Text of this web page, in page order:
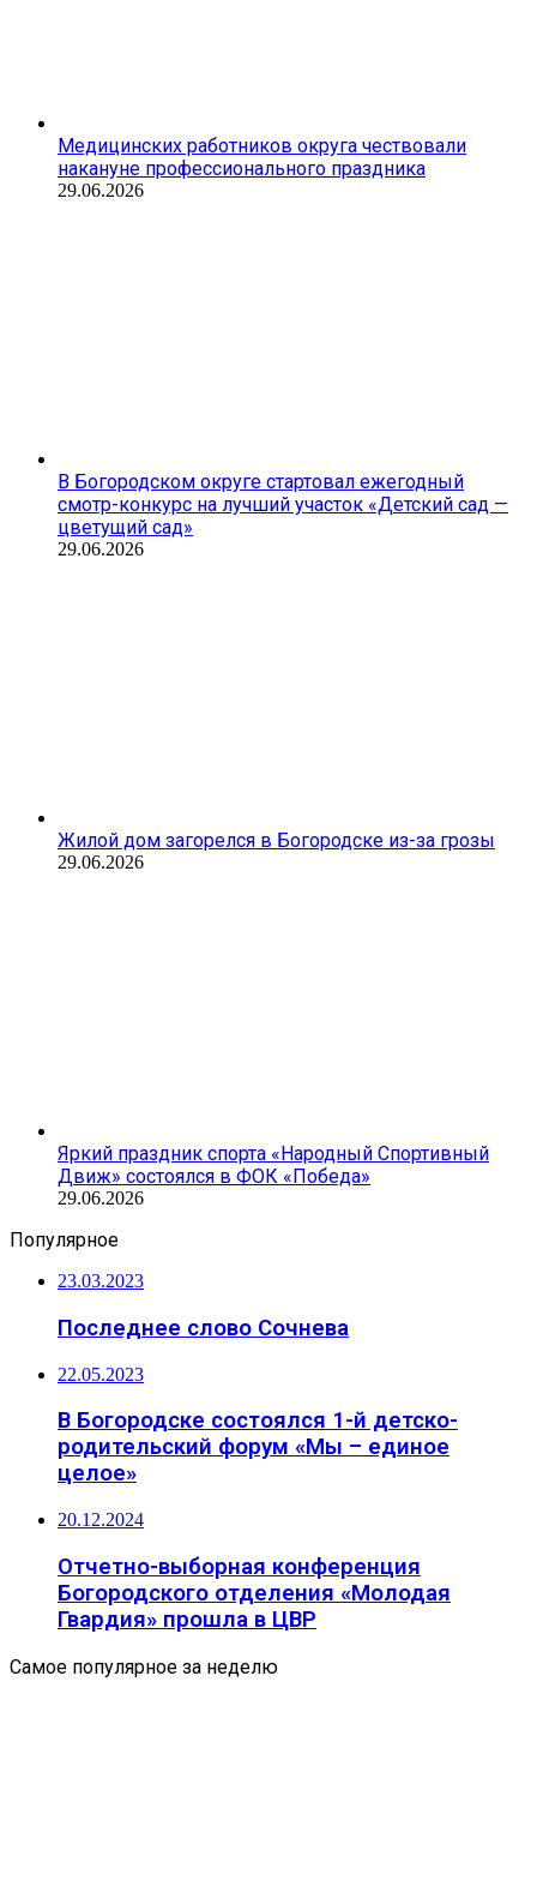
Медицинских работников округа чествовали
накануне профессионального праздника
29.06.2026
В Богородском округе стартовал ежегодный
смотр-конкурс на лучший участок «Детский сад —
цветущий сад»
29.06.2026
Жилой дом загорелся в Богородске из-за грозы
29.06.2026
Яркий праздник спорта «Народный Спортивный
Движ» состоялся в ФОК «Победа»
29.06.2026
Популярное
23.03.2023
Последнее слово Сочнева
22.05.2023
В Богородске состоялся 1-й детско-
родительский форум «Мы – единое
целое»
20.12.2024
Отчетно-выборная конференция
Богородского отделения «Молодая
Гвардия» прошла в ЦВР
Самое популярное за неделю